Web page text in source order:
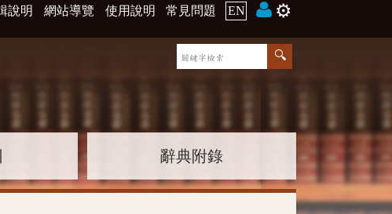
說明 網站導覽 使用說明 常見問題 EN ⚙️
辭典附錄